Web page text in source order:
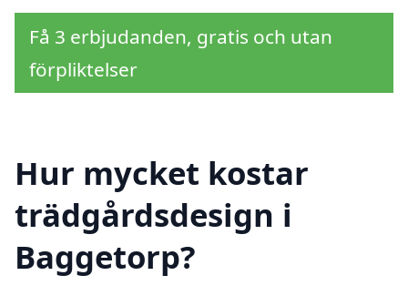
Få 3 erbjudanden, gratis och utan
förpliktelser
Hur mycket kostar
trädgårdsdesign i
Baggetorp?